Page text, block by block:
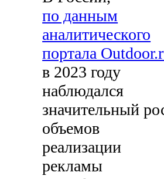
по данным
аналитического
портала
в 2023 году
наблюдался
значительный
объемов
реализации
рекламы